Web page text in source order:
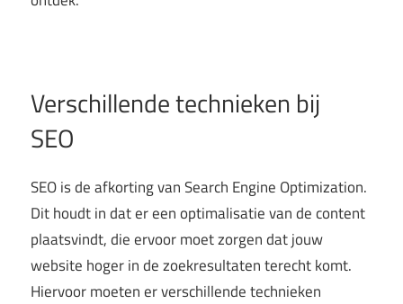
Verschillende technieken bij
SEO
SEO is de afkorting van Search Engine Optimization.
Dit houdt in dat er een optimalisatie van de content
plaatsvindt, die ervoor moet zorgen dat jouw
website hoger in de zoekresultaten terecht komt.
Hiervoor moeten er verschillende technieken